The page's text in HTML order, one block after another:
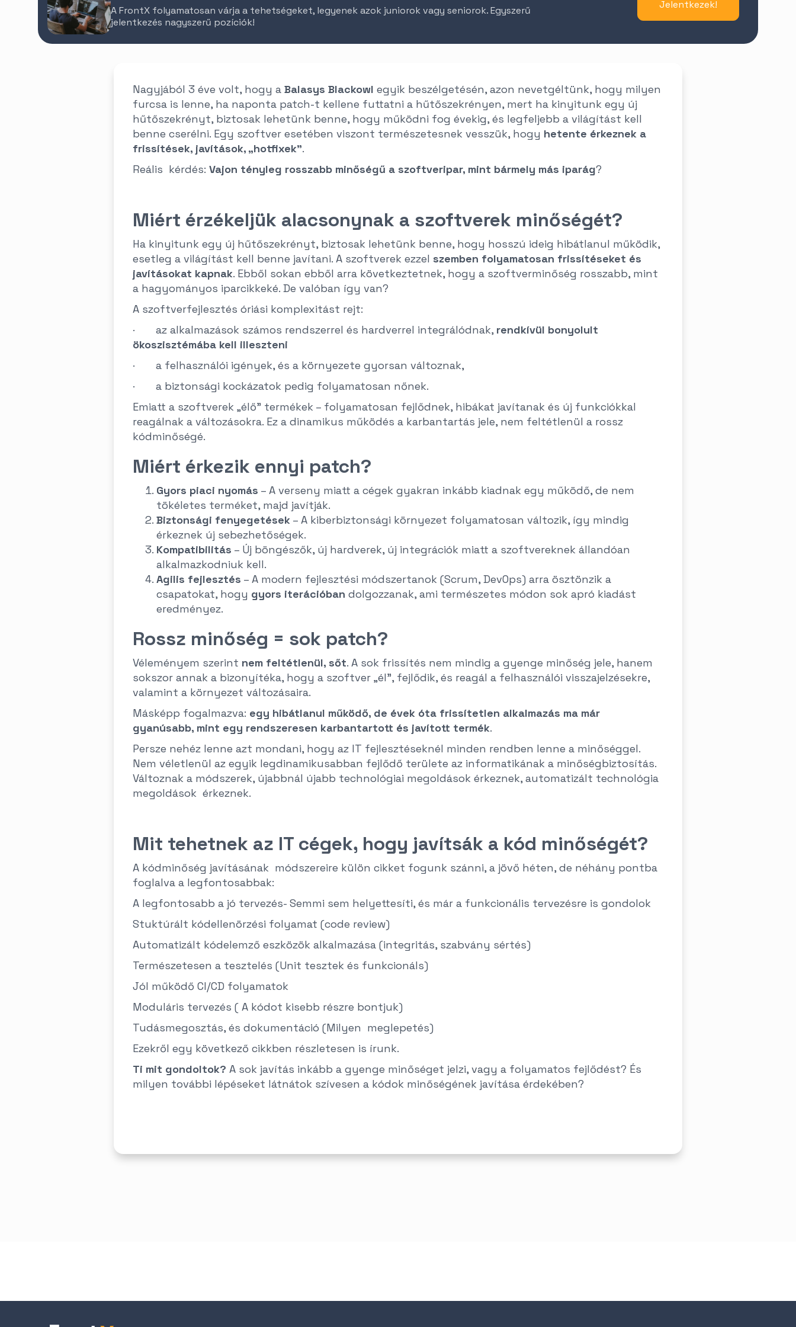
A FrontX folyamatosan várja a tehetségeket, legyenek azok juniorok vagy seniorok. Egyszerű
jelentkezés nagyszerű pozíciók!
Jelentkezek!
Nagyjából 3 éve volt, hogy a Balasys Blackowl egyik beszélgetésén, azon nevetgéltünk, hogy milyen
furcsa is lenne, ha naponta patch-t kellene futtatni a hűtőszekrényen, mert ha kinyitunk egy új
hűtőszekrényt, biztosak lehetünk benne, hogy működni fog évekig, és legfeljebb a világítást kell
benne cserélni. Egy szoftver esetében viszont természetesnek vesszük, hogy hetente érkeznek a
frissítések, javítások, „hotfixek”.
Reális kérdés: Vajon tényleg rosszabb minőségű a szoftveripar, mint bármely más iparág?
Miért érzékeljük alacsonynak a szoftverek minőségét?
Ha kinyitunk egy új hűtőszekrényt, biztosak lehetünk benne, hogy hosszú ideig hibátlanul működik,
esetleg a világítást kell benne javítani. A szoftverek ezzel szemben folyamatosan frissítéseket és
javításokat kapnak. Ebből sokan ebből arra következtetnek, hogy a szoftverminőség rosszabb, mint
a hagyományos iparcikkeké. De valóban így van?
A szoftverfejlesztés óriási komplexitást rejt:
· az alkalmazások számos rendszerrel és hardverrel integrálódnak, rendkívül bonyolult
ökoszisztémába kell illeszteni
· a felhasználói igények, és a környezete gyorsan változnak,
· a biztonsági kockázatok pedig folyamatosan nőnek.
Emiatt a szoftverek „élő” termékek – folyamatosan fejlődnek, hibákat javítanak és új funkciókkal
reagálnak a változásokra. Ez a dinamikus működés a karbantartás jele, nem feltétlenül a rossz
kódminőségé.
Miért érkezik ennyi patch?
Gyors piaci nyomás – A verseny miatt a cégek gyakran inkább kiadnak egy működő, de nem
tökéletes terméket, majd javítják.
Biztonsági fenyegetések – A kiberbiztonsági környezet folyamatosan változik, így mindig
érkeznek új sebezhetőségek.
Kompatibilitás – Új böngészők, új hardverek, új integrációk miatt a szoftvereknek állandóan
alkalmazkodniuk kell.
Agilis fejlesztés – A modern fejlesztési módszertanok (Scrum, DevOps) arra ösztönzik a
csapatokat, hogy gyors iterációban dolgozzanak, ami természetes módon sok apró kiadást
eredményez.
Rossz minőség = sok patch?
Véleményem szerint nem feltétlenül, sőt. A sok frissítés nem mindig a gyenge minőség jele, hanem
sokszor annak a bizonyítéka, hogy a szoftver „él”, fejlődik, és reagál a felhasználói visszajelzésekre,
valamint a környezet változásaira.
Másképp fogalmazva: egy hibátlanul működő, de évek óta frissítetlen alkalmazás ma már
gyanúsabb, mint egy rendszeresen karbantartott és javított termék.
Persze nehéz lenne azt mondani, hogy az IT fejlesztéseknél minden rendben lenne a minőséggel.
Nem véletlenül az egyik legdinamikusabban fejlődő területe az informatikának a minőségbiztosítás.
Változnak a módszerek, újabbnál újabb technológiai megoldások érkeznek, automatizált technológia
megoldások érkeznek.
Mit tehetnek az IT cégek, hogy javítsák a kód minőségét?
A kódminőség javításának módszereire külön cikket fogunk szánni, a jövő héten, de néhány pontba
foglalva a legfontosabbak:
A legfontosabb a jó tervezés- Semmi sem helyettesíti, és már a funkcionális tervezésre is gondolok
Stuktúrált kódellenörzési folyamat (code review)
Automatizált kódelemző eszközök alkalmazása (integritás, szabvány sértés)
Természetesen a tesztelés (Unit tesztek és funkcionáls)
Jól működő CI/CD folyamatok
Moduláris tervezés ( A kódot kisebb részre bontjuk)
Tudásmegosztás, és dokumentáció (Milyen meglepetés)
Ezekről egy következő cikkben részletesen is írunk.
Ti mit gondoltok? A sok javítás inkább a gyenge minőséget jelzi, vagy a folyamatos fejlődést? És
milyen további lépéseket látnátok szívesen a kódok minőségének javítása érdekében?